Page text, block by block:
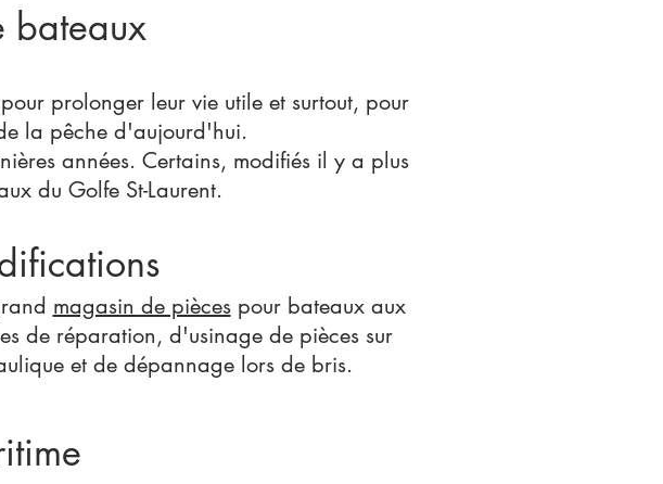
bateaux
prolonger leur vie utile et surtout, pour
la pêche d'aujourd'hui.
années. Certains, modifiés il y a plus
du Golfe St-Laurent.
magasin de piècespour bateaux aux
de réparation, d'usinage de pièces sur
et de dépannage lors de bris.​